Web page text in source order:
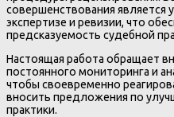
совершенствования является
экспертизе и ревизии, что
предсказуемость судебной
Настоящая работа обращает
постоянного мониторинга и
чтобы своевременно
вносить предложения по
практики.